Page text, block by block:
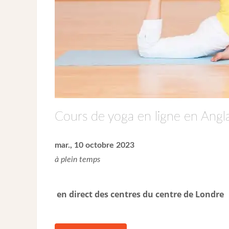
Cours de yoga en ligne en
mar., 10 octobre 2023
à plein temps
en direct des centres du centre de Londre